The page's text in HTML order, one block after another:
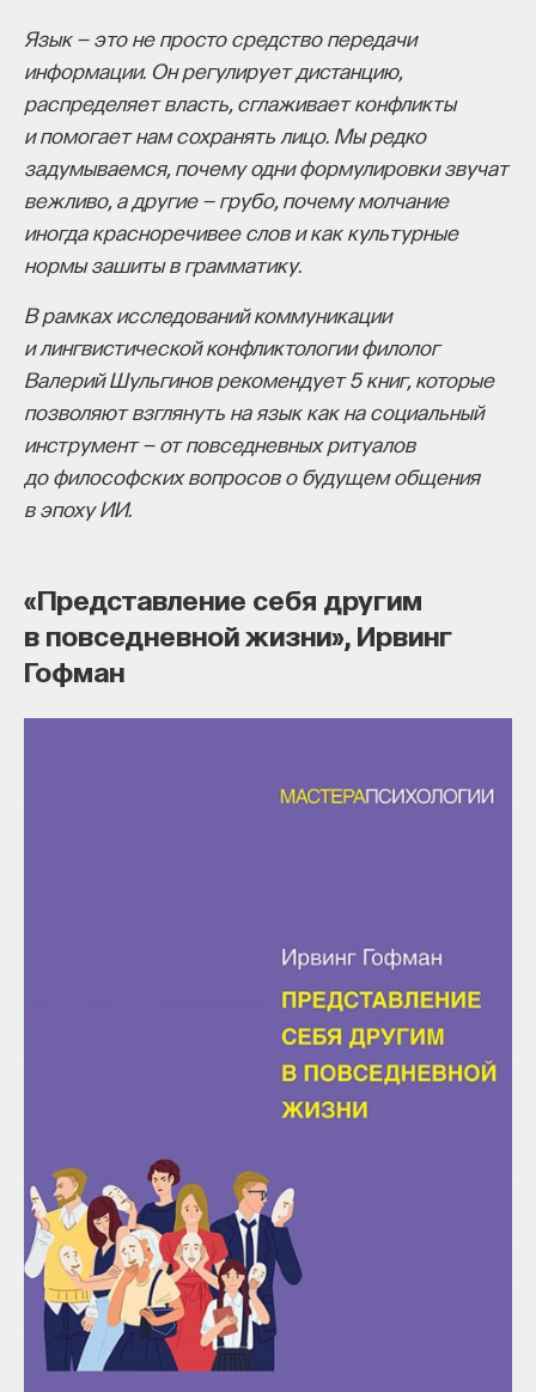
Язык — это не просто средство передачи
информации. Он регулирует дистанцию,
распределяет власть, сглаживает конфликты
и помогает нам сохранять лицо. Мы редко
задумываемся, почему одни формулировки звучат
вежливо, а другие — грубо, почему молчание
иногда красноречивее слов и как культурные
нормы зашиты в грамматику.
В рамках исследований коммуникации
и лингвистической конфликтологии филолог
Валерий Шульгинов рекомендует 5 книг, которые
позволяют взглянуть на язык как на социальный
инструмент — от повседневных ритуалов
до философских вопросов о будущем общения
в эпоху ИИ.
«Представление себя другим
в повседневной жизни», Ирвинг
Гофман
представления об окружающей
действительности и познавать самого себя?
Ответы на эти и другие вопросы можно найти,
записавшисьна курс «Философский поиск:
начала».
Слушатели курса убедятся в том, что
философский поиск — это не только каскад
занимательных головоломок, но и набор
инструментов, жизненно необходимых для
современного человека.
Пройдя этот курс, вы:
— Овладеете ключевыми для независимого
мышления навыками: научитесь критически
воспринимать информацию и логично
— Узнаете, как философия отвечает
на основополагающие вопросы человечества: что
такое пространство и что такое время? Что
значит мыслить и что представляет собой наше
мы знаем то, что знаем? Существует ли в мире
Диана Гаспарян— кандидат
философских наук, профессор Школы философии
и культурологии факультета гуманитарных наук
НАПИСАТЬ НАМ
НАД МАТЕРИАЛОМ РАБОТАЛИ
ПостНаука